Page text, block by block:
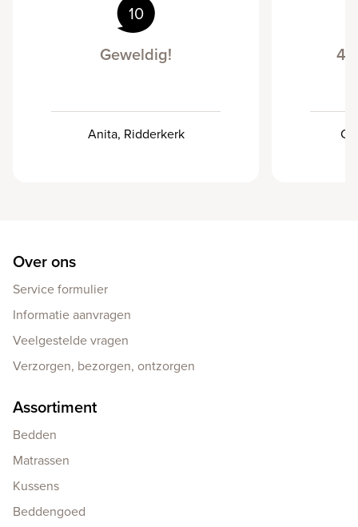
10
Geweldig!
Anita, Ridderkerk
4
Over ons
Service formulier
Informatie aanvragen
Veelgestelde vragen
Verzorgen, bezorgen, ontzorgen
Assortiment
Bedden
Matrassen
Kussens
Beddengoed